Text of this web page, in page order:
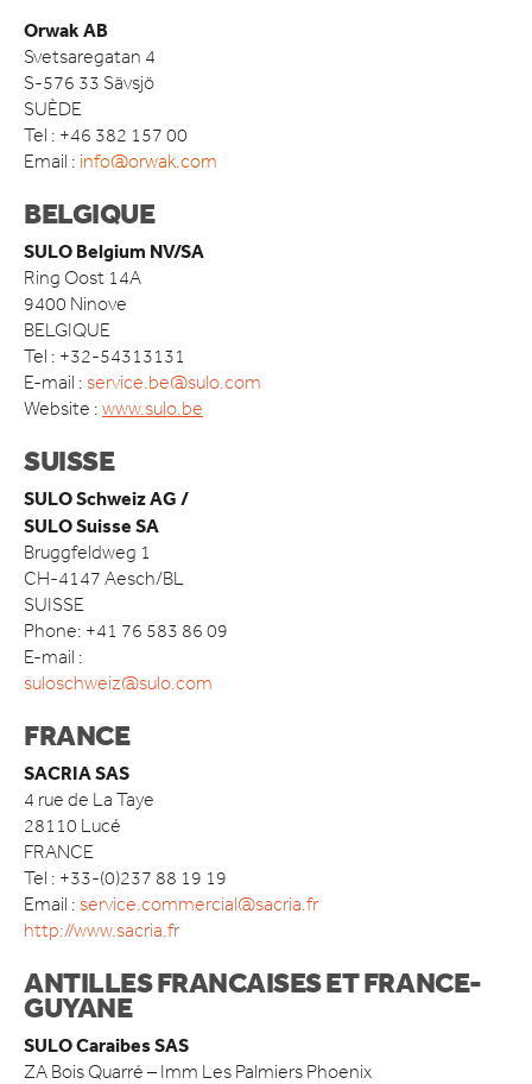
ACCESSOIRES
DOMAINE D’APPLICATION
DÉTAIL ALIMENTAIRE
DÉTAILLANTS NON ALIMENTAIRE
HÔTELS ET RESTAURANTS
INDUSTRIE MANUFACTURIÈRE
ENTREPÔTS ET CENTRES DE LOGISTIQUE
ACTUALITÉS
QUI SOMMES-NOUS
COMPACT IS IMPACT
LES VALEURS D’ORWAK
PROUD TO BUILD ORWAK
50 ANS D’INNOVATION
CERTIFICATS ISO
CONTACT
Orwak AB
Svetsaregatan 4
S-576 33 Sävsjö
SUÈDE
Tel : +46 382 157 00
Email : info@orwak.com
BELGIQUE
SULO Belgium NV/SA
Ring Oost 14A
9400 Ninove
BELGIQUE
Tel : +32-54313131
E-mail : service.be@sulo.com
Website : www.sulo.be
SUISSE
SULO Schweiz AG /
SULO Suisse SA
Bruggfeldweg 1
CH-4147 Aesch/BL
SUISSE
Phone: +41 76 583 86 09
E-mail :
suloschweiz@sulo.com
FRANCE
SACRIA SAS
4 rue de La Taye
28110 Lucé
FRANCE
Tel : +33-(0)237 88 19 19
Email : service.commercial@sacria.fr
http://www.sacria.fr
ANTILLES FRANCAISES ET FRANCE-
GUYANE
SULO Caraibes SAS
ZA Bois Quarré – Imm Les Palmiers Phoenix